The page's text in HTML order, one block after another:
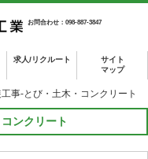
お問合わせ：098-887-3847
求人/リクルート
サイト
マップ
事-とび・土木・コンクリート
ンクリート